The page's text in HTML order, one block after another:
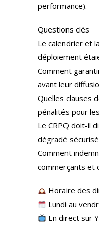
performance).
Questions clés
Le calendrier et
déploiement
Comment
avant leur
Quelles clauses
pénalités pour
Le CRPQ doit-il
dégradé
Comment
commerçants et
Horaire des
Lundi au
En direct sur